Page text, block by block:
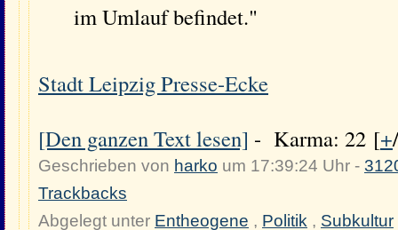
im Umlauf befindet."
Stadt Leipzig Presse-Ecke
[Den ganzen Text lesen] - Karma: 22 [+/
Geschrieben von harko um 17:39:24 Uhr -
Trackbacks
Abgelegt unter Entheogene , Politik , Subkultur